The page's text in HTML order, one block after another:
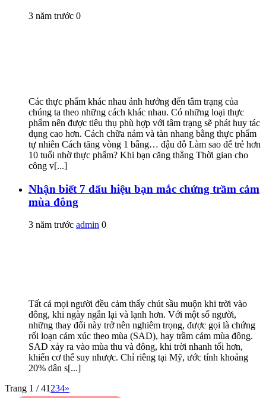
3 năm trước 0
Các thực phẩm khác nhau ảnh hưởng đến tâm trạng của
chúng ta theo những cách khác nhau. Có những loại thực
phẩm nên được tiêu thụ phù hợp với tâm trạng sẽ phát huy tác
dụng cao hơn. Cách chữa nám và tàn nhang bằng thực phẩm
tự nhiên Cách tăng vòng 1 bằng… đậu đỗ Làm sao để trẻ hơn
10 tuổi nhờ thực phẩm? Khi bạn căng thẳng Thời gian cho
công v[...]
Nhận biết 7 dấu hiệu bạn mắc chứng trầm cảm
mùa đông
3 năm trước admin 0
Tất cả mọi người đều cảm thấy chút sầu muộn khi trời vào
đông, khi ngày ngắn lại và lạnh hơn. Với một số người,
những thay đổi này trở nên nghiêm trọng, được gọi là chứng
rối loạn cảm xúc theo mùa (SAD), hay trầm cảm mùa đông.
SAD xảy ra vào mùa thu và đông, khi trời nhanh tối hơn,
khiến cơ thể suy nhược. Chỉ riêng tại Mỹ, ước tính khoảng
20% dân s[...]
Trang 1 / 41234»